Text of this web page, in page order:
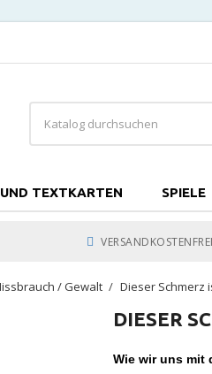
TEXTKARTEN SPIELE
/ Gewalt Dieser Schmerz
DIESER
Wie wir uns mit